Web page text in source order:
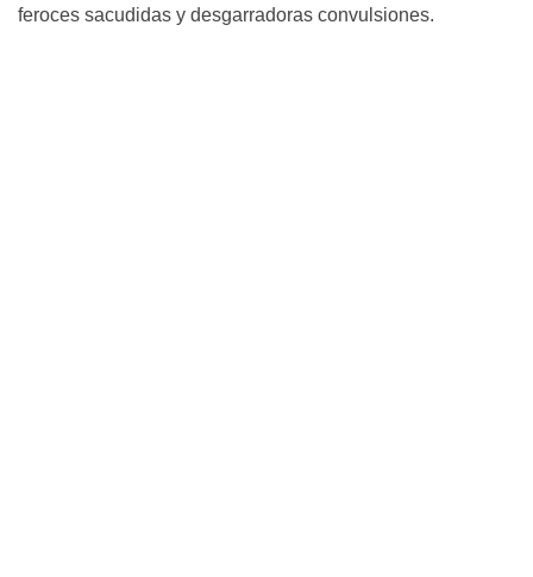
feroces sacudidas y desgarradoras convulsiones.